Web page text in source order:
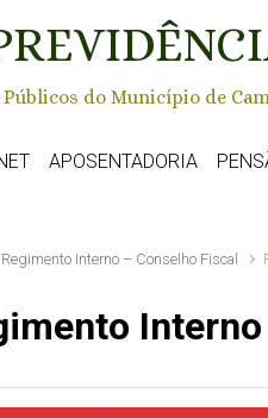
do Município de
APOSENTADORIA
Regimento Interno – Conselho Fiscal